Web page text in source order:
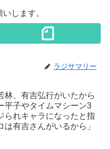
します。
ラジサマリー
林、有吉弘行がいたから
平子やタイムマシーン3
られキャラになったと指
は有吉さんがいるから」